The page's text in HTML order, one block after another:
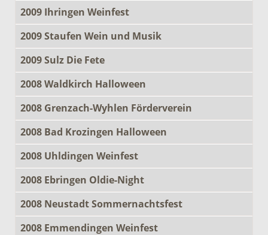
2009 Ihringen Weinfest
2009 Staufen Wein und Musik
2009 Sulz Die Fete
2008 Waldkirch Halloween
2008 Grenzach-Wyhlen Förderverein
2008 Bad Krozingen Halloween
2008 Uhldingen Weinfest
2008 Ebringen Oldie-Night
2008 Neustadt Sommernachtsfest
2008 Emmendingen Weinfest